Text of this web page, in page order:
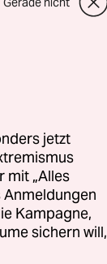
jetzt
mit „Alles
Anmeldungen
Kampagne,
sichern will,